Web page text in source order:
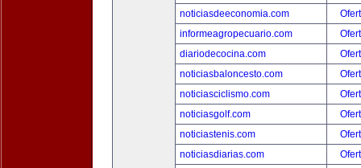
noticiasdeeconomia.com
informeagropecuario.com
diariodecocina.com
noticiasbaloncesto.com
noticiasciclismo.com
noticiasgolf.com
noticiastenis.com
noticiasdiarias.com